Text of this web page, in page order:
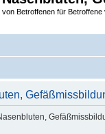
Betroffenen für